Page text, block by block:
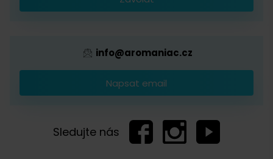
Provizní systém
info@aromaniac.cz
Napsat email
Sledujte nás